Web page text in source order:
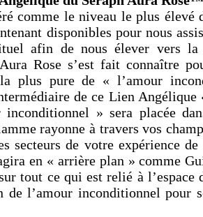
comme le niveau le plus élevé
disponibles pour nous
afin de nous élever vers
Rose s’est fait connaître
plus pure de « l’amour
de ce Lien Angélique
inconditionnel » sera placée
rayonne à travers vos
secteurs de votre expérience
en « arrière plan » comme
tout ce qui est relié à l’espace
de l’amour inconditionnel pour